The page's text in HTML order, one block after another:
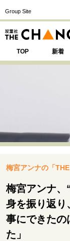
Group Site
TOP 新着
注目の
運命を変えた出
表現者の葛藤
キャリア・働き方
梅宮アンナの「
梅宮アンナ、
身を振り返り
事にできたの
た」